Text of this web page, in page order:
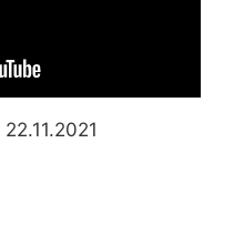
22.11.2021